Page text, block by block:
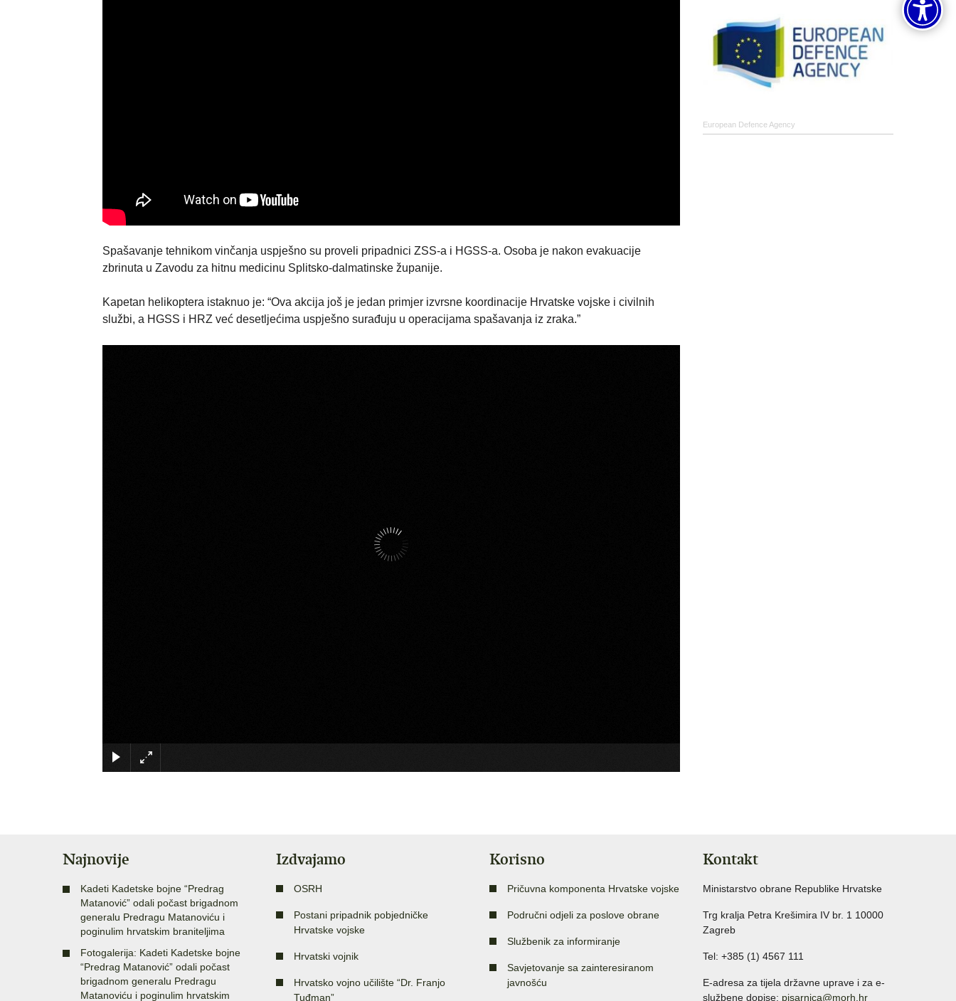
Spašavanje tehnikom vinčanja uspješno su proveli pripadnici ZSS-a i HGSS-a. Osoba je nakon evakuacije
zbrinuta u Zavodu za hitnu medicinu Splitsko-dalmatinske županije.
Kapetan helikoptera istaknuo je: “Ova akcija još je jedan primjer izvrsne koordinacije Hrvatske vojske i civilnih
službi, a HGSS i HRZ već desetljećima uspješno surađuju u operacijama spašavanja iz zraka.”
European Defence Agency
Najnovije
Kadeti Kadetske bojne “Predrag
Matanović” odali počast brigadnom
generalu Predragu Matanoviću i
poginulim hrvatskim braniteljima
Fotogalerija: Kadeti Kadetske bojne
“Predrag Matanović” odali počast
brigadnom generalu Predragu
Matanoviću i poginulim hrvatskim
Izdvajamo
OSRH
Postani pripadnik pobjedničke
Hrvatske vojske
Hrvatski vojnik
Hrvatsko vojno učilište “Dr. Franjo
Tuđman”
Korisno
Pričuvna komponenta Hrvatske vojske
Područni odjeli za poslove obrane
Službenik za informiranje
Savjetovanje sa zainteresiranom
javnošću
Kontakt
Ministarstvo obrane Republike Hrvatske
Trg kralja Petra Krešimira IV br. 1 10000
Zagreb
Tel: +385 (1) 4567 111
E-adresa za tijela državne uprave i za e-
službene dopise: pisarnica@morh.hr